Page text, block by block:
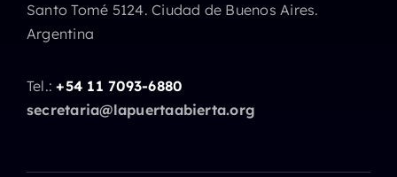
Santo Tomé 5124. Ciudad de Buenos Aires.
Argentina
Tel.:+54 11 7093-6880
secretaria@lapuertaabierta.org